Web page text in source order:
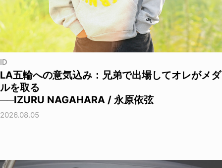
ID
LA五輪への意気込み：兄弟で出場してオレがメダ
ルを取る
──IZURU NAGAHARA / 永原依弦
2026.08.05